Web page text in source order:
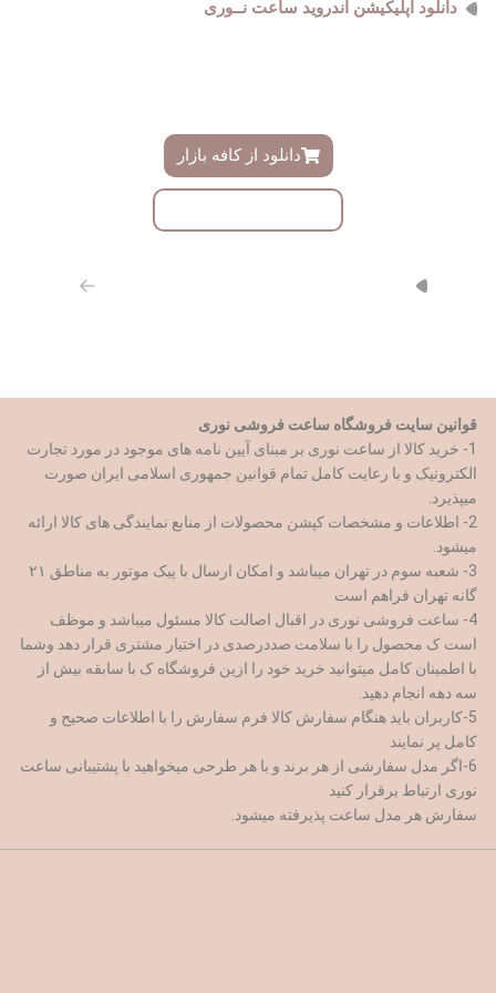
دانلود اپلیکیشن اندروید ساعت نــوری
دانلود از کافه بازار
قوانین سایت فروشگاه ساعت فروشی نوری
1- خرید کالا از ساعت نوری بر مبنای آیین نامه های موجود در مورد تجارت
الکترونیک و با رعایت کامل تمام قوانین جمهوری اسلامی ایران صورت
میپذیرد.
2- اطلاعات و مشخصات کپشن محصولات از منابع نمایندگی های کالا ارائه
میشود.
3- شعبه سوم در تهران میباشد و امکان ارسال با پیک موتور به مناطق ۲۱
گانه تهران فراهم است
4- ساعت فروشی نوری در اقبال اصالت کالا مسئول میباشد و موظف
است ک محصول را با سلامت صددرصدی در اختیار مشتری قرار دهد وشما
با اطمینان کامل میتوانید خرید خود را ازین فروشگاه ک با سابقه بیش از
سه دهه انجام دهید.
5-کاربران باید هنگام سفارش کالا فرم سفارش را با اطلاعات صحیح و
کامل پر نمایند
6-اگر مدل سفارشی از هر برند و با هر طرحی میخواهید با پشتیبانی ساعت
نوری ارتباط برقرار کنید
سفارش هر مدل ساعت پذیرفته میشود.